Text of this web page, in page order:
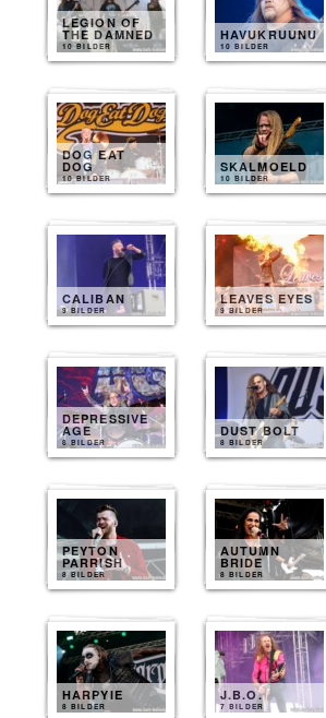
LEGION OF
THE DAMNED
10 BILDER
HAVUKRUUNU
10 BILDER
DOG EAT
DOG
10 BILDER
SKALMOELD
10 BILDER
CALIBAN
9 BILDER
LEAVES EYES
9 BILDER
DEPRESSIVE
AGE
8 BILDER
DUST BOLT
8 BILDER
PEYTON
PARRISH
8 BILDER
AUTUMN
BRIDE
8 BILDER
HARPYIE
8 BILDER
J.B.O.
7 BILDER